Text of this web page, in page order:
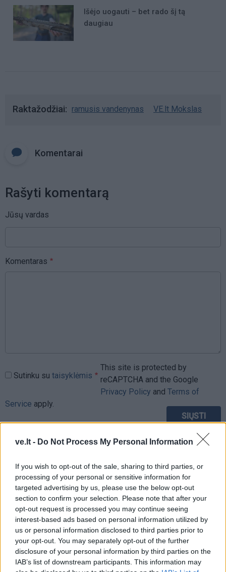
ve.lt - Do Not Process My Personal Information
If you wish to opt-out of the sale, sharing to third parties, or
processing of your personal or sensitive information for
targeted advertising by us, please use the below opt-out
section to confirm your selection. Please note that after your
opt-out request is processed you may continue seeing
interest-based ads based on personal information utilized by
us or personal information disclosed to third parties prior to
your opt-out. You may separately opt-out of the further
disclosure of your personal information by third parties on the
IAB’s list of downstream participants. This information may
Išėjo uogauti – bet rado šį tą
daugiau
Raktažodžiai ramusis vandenynas VE.lt Mokslas
Komentarai
Rašyti komentarą
Jūsų vardas
Komentaras
Sutinku su taisyklėmis
This site is protected by
reCAPTCHA and the Google
Privacy Policy and Terms of
Service apply.